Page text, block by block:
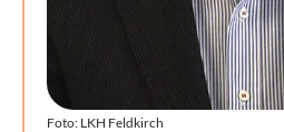
Foto: LKH Feldkirch